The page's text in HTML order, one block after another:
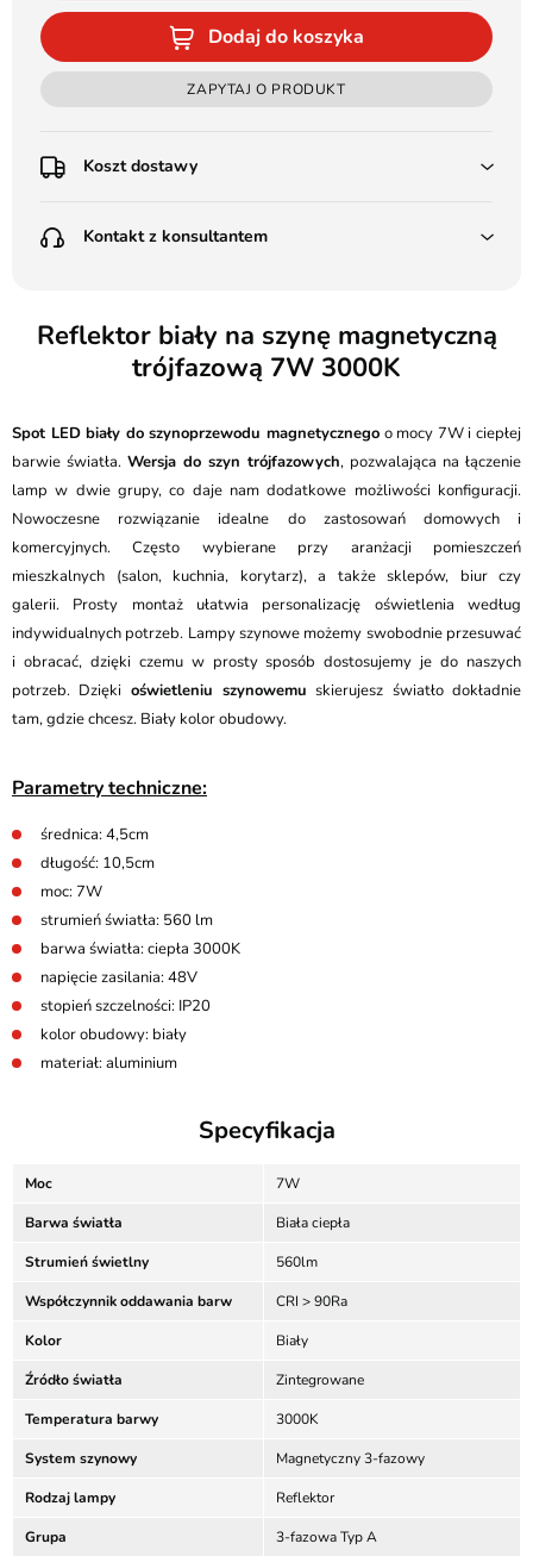
Dodaj do koszyka
ZAPYTAJ O PRODUKT
Koszt dostawy
Poczta Polska Kurier 48H - 11 zł
(od 1000 zł dla gabarytów, nie dotyczy produktów 3m)
Pobranie:
Kurier GLS - 20 zł
Przesyłka Gabarytowa - 35 zł
Kontakt z konsultantem
Batalionów Chłopskich 12, 94-058 Łódź
506 336 320
Reflektor biały na szynę magnetyczną
trójfazową 7W 3000K
Spot LED biały do szynoprzewodu magnetycznego o mocy 7W i ciepłej
barwie światła. Wersja do szyn trójfazowych, pozwalająca na łączenie
lamp w dwie grupy, co daje nam dodatkowe możliwości konfiguracji.
Nowoczesne rozwiązanie idealne do zastosowań domowych i
komercyjnych. Często wybierane przy aranżacji pomieszczeń
mieszkalnych (salon, kuchnia, korytarz), a także sklepów, biur czy
galerii. Prosty montaż ułatwia personalizację oświetlenia według
indywidualnych potrzeb. Lampy szynowe możemy swobodnie przesuwać
i obracać, dzięki czemu w prosty sposób dostosujemy je do naszych
potrzeb. Dzięki oświetleniu szynowemu skierujesz światło dokładnie
tam, gdzie chcesz. Biały kolor obudowy.
Parametry techniczne:
średnica: 4,5cm
długość: 10,5cm
moc: 7W
strumień światła: 560 lm
barwa światła: ciepła 3000K
napięcie zasilania: 48V
stopień szczelności: IP20
kolor obudowy: biały
materiał: aluminium
Specyfikacja
Moc 7W
Barwa światła Biała ciepła
Strumień świetlny 560lm
Współczynnik oddawania barw CRI > 90Ra
Kolor Biały
Źródło światła Zintegrowane
Temperatura barwy 3000K
System szynowy Magnetyczny 3-fazowy
Rodzaj lampy Reflektor
Grupa 3-fazowa Typ A